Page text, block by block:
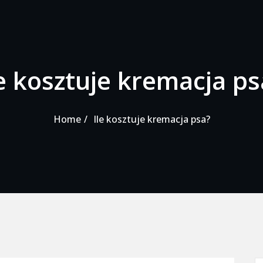
kosztuje kremacja
Home Ile kosztuje kremacja psa?